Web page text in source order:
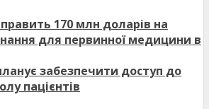
170 млн доларів на
для первинної медицини в
забезпечити доступ до
пацієнтів